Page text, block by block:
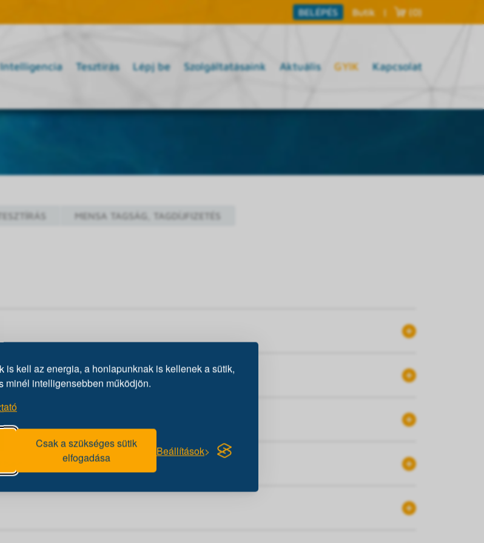
is kell az energia, a honlapunknak is kellenek a sütik,
minél intelligensebben működjön.
Csak a szükséges sütik
elfogadása
Beállítások
BELÉPÉS Butik | (0)
Intelligencia Tesztírás Lépj be Szolgáltatásaink Aktuális GYIK Kapcsolat
MENSA TAGSÁG, TAGDÍJFIZETÉS